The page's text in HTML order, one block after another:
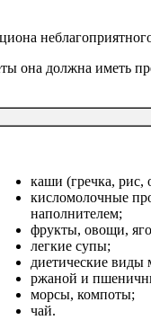
она должна иметь
каши (гречка, рис,
кисломолочные
наполнителем;
фрукты, овощи,
легкие супы;
диетические виды
ржаной и
морсы, компоты;
чай.